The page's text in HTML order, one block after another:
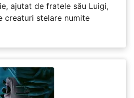
ajutat de fratele său Luigi,
creaturi stelare numite